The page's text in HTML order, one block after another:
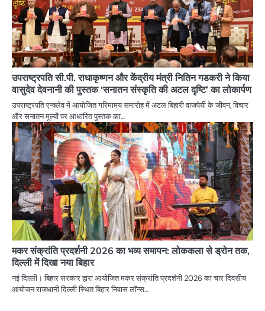
उपराष्ट्रपति सी.पी. राधाकृष्णन और केंद्रीय मंत्री नितिन गडकरी ने किया
वासुदेव देवनानी की पुस्तक ‘सनातन संस्कृति की अटल दृष्टि’ का लोकार्पण
उपराष्ट्रपति एन्क्लेव में आयोजित गरिमामय समारोह में अटल बिहारी वाजपेयी के जीवन, विचार
और सनातन मूल्यों पर आधारित पुस्तक का…
मकर संक्रांति प्रदर्शनी 2026 का भव्य समापन: लोककला से ड्रोन तक,
दिल्ली में दिखा नया बिहार
नई दिल्ली। बिहार सरकार द्वारा आयोजित मकर संक्रांति प्रदर्शनी 2026 का चार दिवसीय
आयोजन राजधानी दिल्ली स्थित बिहार निवास लॉन्स…